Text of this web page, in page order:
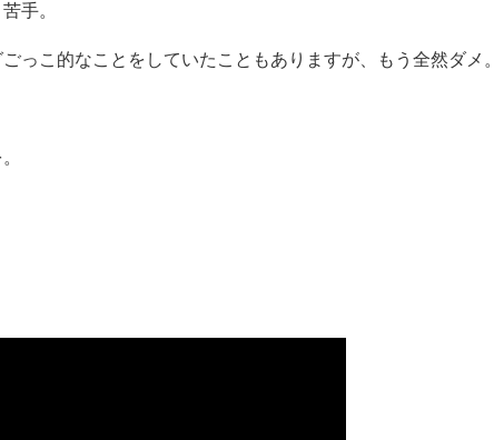
手。
っこ的なことをしていたこともありますが、もう全然ダメ。